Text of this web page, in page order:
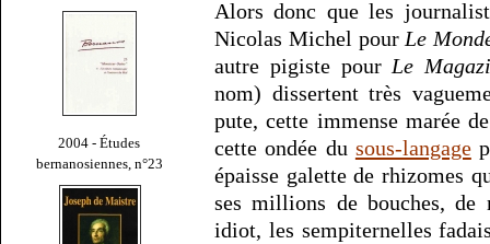
2004 - Études
bernanosiennes, n°23
Alors donc que les
Nicolas Michel pour Le
autre pigiste pour Le
nom) dissertent très
pute, cette immense marée
cette ondée du sous-langage
épaisse galette de rhizomes
ses millions de bouches, de
idiot, les sempiternelles